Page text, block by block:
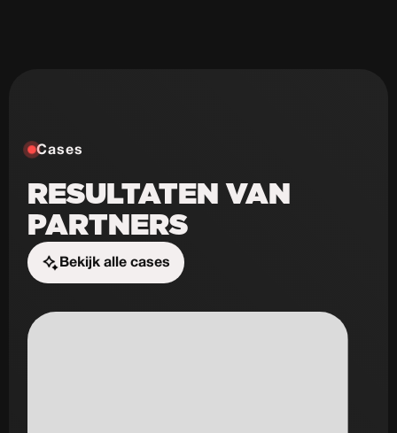
Cases
RESULTATEN VAN
PARTNERS
Bekijk alle cases
Start de uitdaging